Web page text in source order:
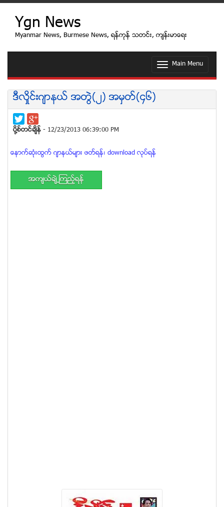
Ygn News
Myanmar News, Burmese News, ရန္ကုန္ သတင္း, က်န္းမာေရး
T
g
e
Main Menu
ဒီလႈိင္းဂ်ာနယ္ အတြဲ(၂) အမွတ္(၄၆)
ပုိ႔စ္တင္ခ်ိန္ - 12/23/2013 06:39:00 PM
ေနာက္ဆုံးထြက္ ဂ်ာနယ္မ်ား ဖတ္ရန္၊ download လုပ္ရန္
အက်ယ္ခ်ဲ႕ၾကည့္ရန္